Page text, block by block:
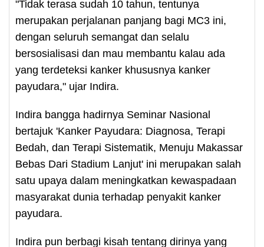
"Tidak terasa sudah 10 tahun, tentunya
merupakan perjalanan panjang bagi MC3 ini,
dengan seluruh semangat dan selalu
bersosialisasi dan mau membantu kalau ada
yang terdeteksi kanker khususnya kanker
payudara," ujar Indira.
Indira bangga hadirnya Seminar Nasional
bertajuk 'Kanker Payudara: Diagnosa, Terapi
Bedah, dan Terapi Sistematik, Menuju Makassar
Bebas Dari Stadium Lanjut' ini merupakan salah
satu upaya dalam meningkatkan kewaspadaan
masyarakat dunia terhadap penyakit kanker
payudara.
Indira pun berbagi kisah tentang dirinya yang